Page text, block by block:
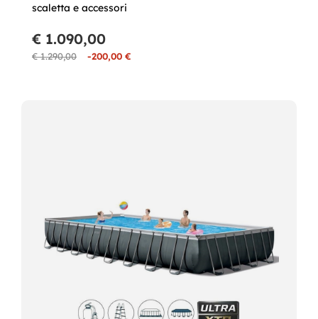
scaletta e accessori
€ 1.290,00 -200,00 €
€ 1.090,00